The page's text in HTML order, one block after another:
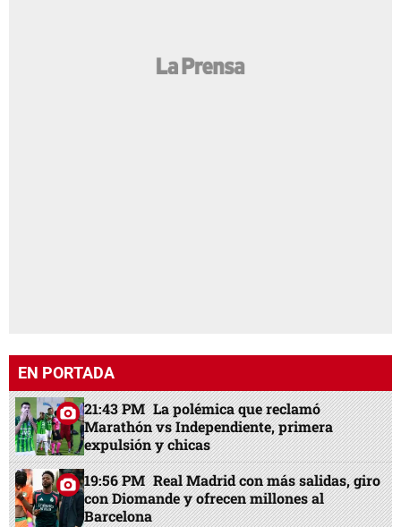
EN PORTADA
21:43 PM La polémica que reclamó
Marathón vs Independiente, primera
expulsión y chicas
19:56 PM Real Madrid con más salidas, giro
con Diomande y ofrecen millones al
Barcelona